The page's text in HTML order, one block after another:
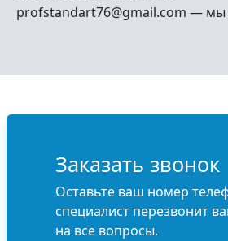
profstandart76@gmail.com —
Заказать звонок
Оставьте ваш номер
специалист перезвонит
на все вопросы.